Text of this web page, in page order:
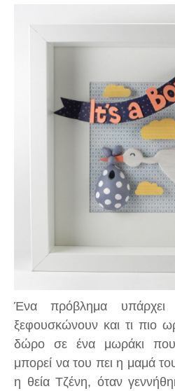
Ένα πρόβλημα
ξεφουσκώνουν και τι πιο
δώρο σε ένα μωράκι
μπορεί να του πει η μαμά
η θεία Τζένη, όταν